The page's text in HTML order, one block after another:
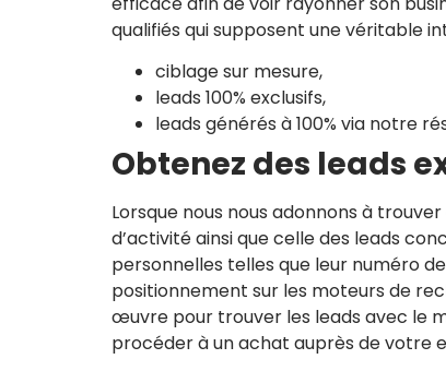
qualifiés qui supposent une véritable
ciblage sur mesure,
leads 100% exclusifs,
leads générés à 100% via notre
Obtenez des leads
Lorsque nous nous adonnons à
d’activité ainsi que celle des leads
personnelles telles que leur numéro
positionnement sur les moteurs de
œuvre pour trouver les leads avec le
procéder à un achat auprès de votre